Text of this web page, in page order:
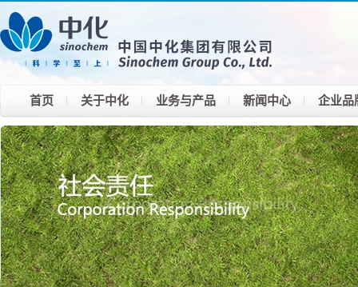
首页 关于中化 业务与产品 新闻中心 企业品